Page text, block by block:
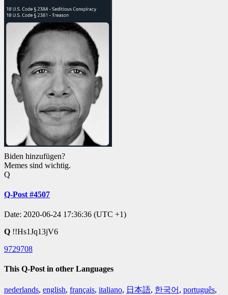
Biden hinzufügen?
Memes sind wichtig.
Q
Q-Post #4507
Date: 2020-06-24 17:36:36 (UTC +1)
Q !!Hs1Jq13jV6
9729708
This Q-Post in other Languages
nederlands, english, français, italiano, 日本語, 한국어 , português,